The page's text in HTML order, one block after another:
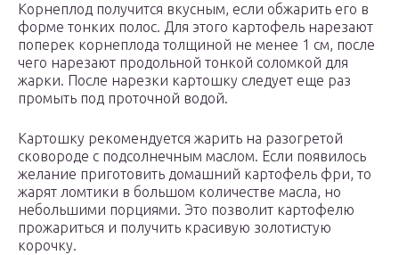
Корнеплод получится вкусным, если обжарить его в
форме тонких полос. Для этого картофель нарезают
поперек корнеплода толщиной не менее 1 см, после
чего нарезают продольной тонкой соломкой для
жарки. После нарезки картошку следует еще раз
промыть под проточной водой.
Картошку рекомендуется жарить на разогретой
сковороде с подсолнечным маслом. Если появилось
желание приготовить домашний картофель фри, то
жарят ломтики в большом количестве масла, но
небольшими порциями. Это позволит картофелю
прожариться и получить красивую золотистую
корочку.